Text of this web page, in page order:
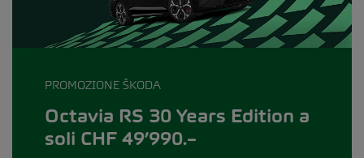
PROMOZIONE ŠKODA
Octavia RS 30 Years Edition a
soli CHF 49’990.–